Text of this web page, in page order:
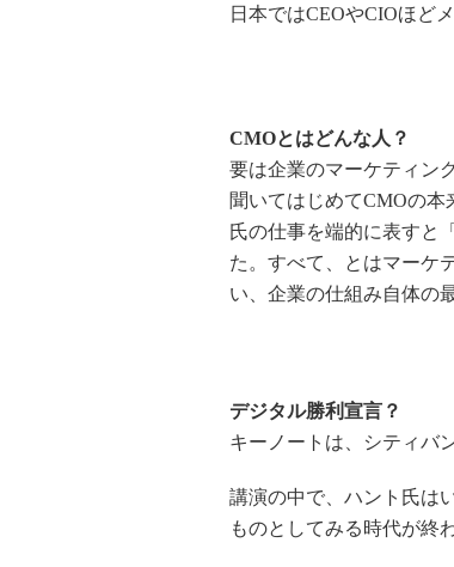
日本ではCEOやCIOほど
CMOとはどんな人？
要は企業のマーケティン
聞いてはじめてCMOの
氏の仕事を端的に表すと
た。すべて、とはマーケ
い、企業の仕組み自体の
デジタル勝利宣言？
キーノートは、シティバ
講演の中で、ハント氏は
ものとしてみる時代が終